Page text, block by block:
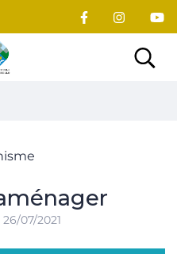
officiel du village
26/07/2021